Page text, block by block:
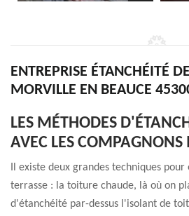
ENTREPRISE ÉTANCHÉITÉ
MORVILLE EN BEAUCE
LES MÉTHODES
AVEC LES COMPAGNONS
Il existe deux grandes techniques
terrasse : la toiture chaude, là où on
d'étanchéité par-dessus l'isolant de